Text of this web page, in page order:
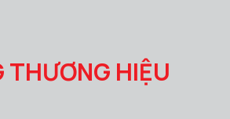
THƯƠNG HIỆU